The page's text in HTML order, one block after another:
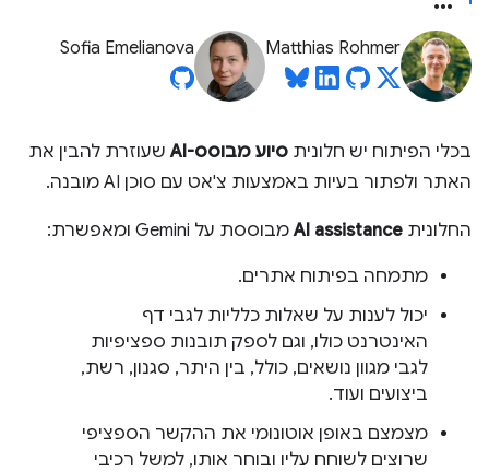
Matthias Rohmer
Sofia Emelianova
בכלי הפיתוח יש חלונית סיוע מבוסס-AI
שעוזרת להבין את
האתר ולפתור בעיות באמצעות צ'אט עם סוכן AI מובנה.
החלונית AI assistanceמבוססת על Gemini ומאפשרת:
מתמחה בפיתוח אתרים.
יכול לענות על שאלות כלליות לגבי דף
האינטרנט כולו, וגם לספק תובנות ספציפיות
לגבי מגוון נושאים, כולל, בין היתר, סגנון, רשת,
ביצועים ועוד.
מצמצם באופן אוטונומי את ההקשר הספציפי
שרוצים לשוחח עליו ובוחר אותו, למשל רכיבי